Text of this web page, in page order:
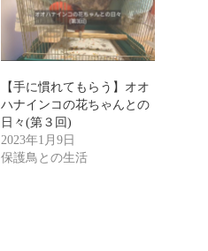
【手に慣れてもらう】オオ
ハナインコの花ちゃんとの
日々(第３回)
2023年1月9日
保護鳥との生活